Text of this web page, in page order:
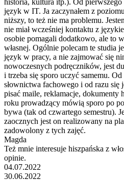
język w IT. Ja zaczynałem z
niższy, to też nie ma problemu.
nie miał wcześniej kontaktu z
osobie pomagali dodatkowo, ale to
własnej. Ogólnie polecam te studia
język w pracy, a nie zajmować się
nowoczesnych podręczników, jest
i trzeba się sporo uczyć samemu.
słownictwa fachowego i od razu się
pisać maile, reklamacje,
roku prowadzący mówią sporo po
bywa (tak od czwartego semestru).
zaocznych jest on realizowany na
zadowolony z tych zajęć.
Magda
Też mnie interesuje hiszpańska z
opinie.
04.07.2022
30.06.2022